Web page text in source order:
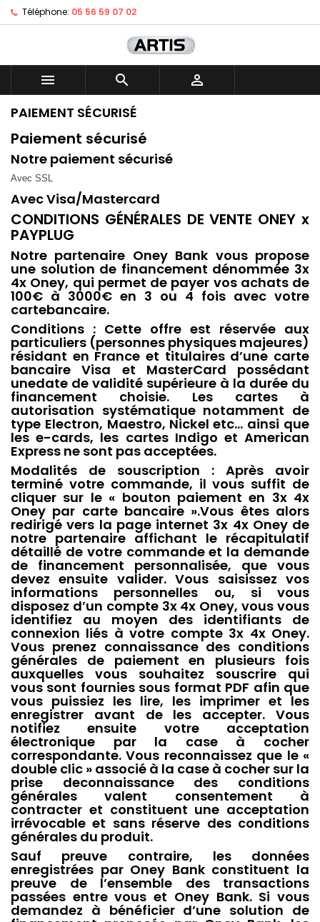
Téléphone: 05 56 59 07 02
  
PAIEMENT SÉCURISÉ
Paiement sécurisé
Notre paiement sécurisé
Avec SSL
Avec Visa/Mastercard
CONDITIONS GÉNÉRALES DE VENTE ONEY x
PAYPLUG
Notre partenaire Oney Bank vous propose
une solution de financement dénommée 3x
4x Oney, qui permet de payer vos achats de
100€ à 3000€ en 3 ou 4 fois avec votre
cartebancaire.
Conditions : Cette offre est réservée aux
particuliers (personnes physiques majeures)
résidant en France et titulaires d’une carte
bancaire Visa et MasterCard possédant
unedate de validité supérieure à la durée du
financement choisie. Les cartes à
autorisation systématique notamment de
type Electron, Maestro, Nickel etc… ainsi que
les e-cards, les cartes Indigo et American
Express ne sont pas acceptées.
Modalités de souscription : Après avoir
terminé votre commande, il vous suffit de
cliquer sur le « bouton paiement en 3x 4x
Oney par carte bancaire ».Vous êtes alors
redirigé vers la page internet 3x 4x Oney de
notre partenaire affichant le récapitulatif
détaillé de votre commande et la demande
de financement personnalisée, que vous
devez ensuite valider. Vous saisissez vos
informations personnelles ou, si vous
disposez d’un compte 3x 4x Oney, vous vous
identifiez au moyen des identifiants de
connexion liés à votre compte 3x 4x Oney.
Vous prenez connaissance des conditions
générales de paiement en plusieurs fois
auxquelles vous souhaitez souscrire qui
vous sont fournies sous format PDF afin que
vous puissiez les lire, les imprimer et les
enregistrer avant de les accepter. Vous
notifiez ensuite votre acceptation
électronique par la case à cocher
correspondante. Vous reconnaissez que le «
double clic » associé à la case à cocher sur la
prise deconnaissance des conditions
générales valent consentement à
contracter et constituent une acceptation
irrévocable et sans réserve des conditions
générales du produit.
Sauf preuve contraire, les données
enregistrées par Oney Bank constituent la
preuve de l’ensemble des transactions
passées entre vous et Oney Bank. Si vous
demandez à bénéficier d’une solution de